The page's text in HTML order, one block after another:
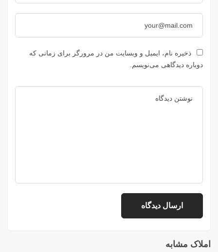
ذخیره نام، ایمیل و وبسایت من در مرورگر برای زمانی که
دوباره دیدگاهی می‌نویسم.
املاک مشابه